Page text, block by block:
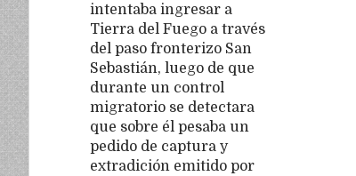
intentaba ingresar a
Tierra del Fuego a través
del paso fronterizo San
Sebastián, luego de que
durante un control
migratorio se detectara
que sobre él pesaba un
pedido de captura y
extradición emitido por